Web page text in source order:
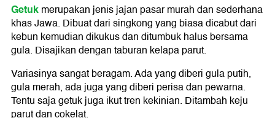
Getukmerupakan jenis jajan pasar murah dan sederhana
khas Jawa. Dibuat dari singkong yang biasa dicabut dari
kebun kemudian dikukus dan ditumbuk halus bersama
gula. Disajikan dengan taburan kelapa parut.
Variasinya sangat beragam. Ada yang diberi gula putih,
gula merah, ada juga yang diberi perisa dan pewarna.
Tentu saja getuk juga ikut tren kekinian. Ditambah keju
parut dan cokelat.